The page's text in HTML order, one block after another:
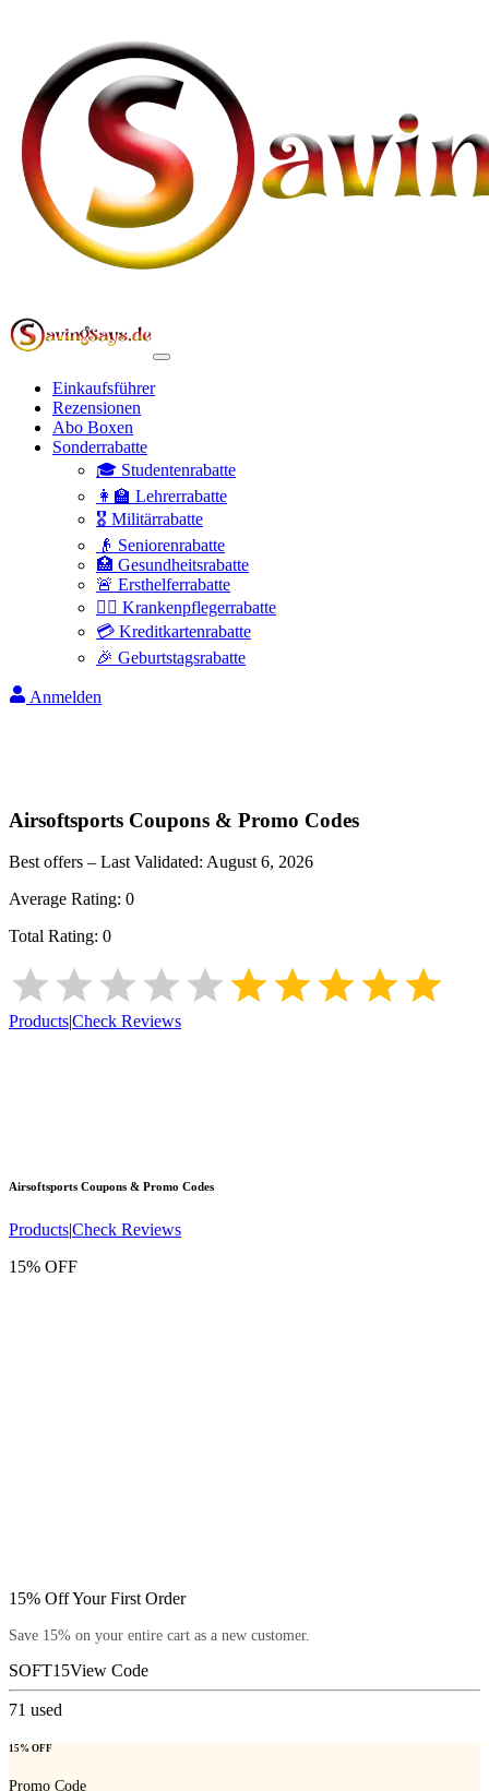
Einkaufsführer
Rezensionen
Abo Boxen
Sonderrabatte
🎓 Studentenrabatte
👩‍🏫 Lehrerrabatte
🎖️ Militärrabatte
👴 Seniorenrabatte
🏥 Gesundheitsrabatte
🚨 Ersthelferrabatte
👩‍⚕️ Krankenpflegerrabatte
💳 Kreditkartenrabatte
🎉 Geburtstagsrabatte
Anmelden
Airsoftsports Coupons & Promo Codes
Best offers – Last Validated: August 6, 2026
Average Rating: 0
Total Rating: 0
Products|Check Reviews
Airsoftsports Coupons & Promo Codes
Products|Check Reviews
15% OFF
15% Off Your First Order
Save 15% on your entire cart as a new customer.
SOFT15View Code
71 used
15% OFF
Promo Code